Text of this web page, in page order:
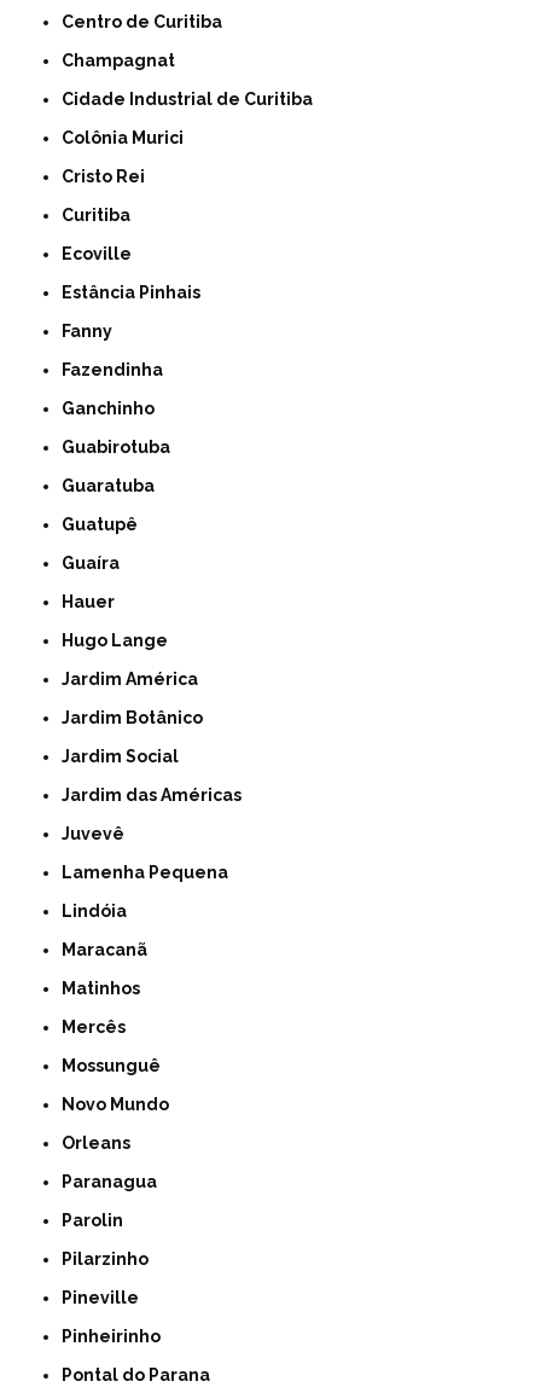
Centro de Curitiba
Champagnat
Cidade Industrial de Curitiba
Colônia Murici
Cristo Rei
Curitiba
Ecoville
Estância Pinhais
Fanny
Fazendinha
Ganchinho
Guabirotuba
Guaratuba
Guatupê
Guaíra
Hauer
Hugo Lange
Jardim América
Jardim Botânico
Jardim Social
Jardim das Américas
Juvevê
Lamenha Pequena
Lindóia
Maracanã
Matinhos
Mercês
Mossunguê
Novo Mundo
Orleans
Paranagua
Parolin
Pilarzinho
Pineville
Pinheirinho
Pontal do Parana